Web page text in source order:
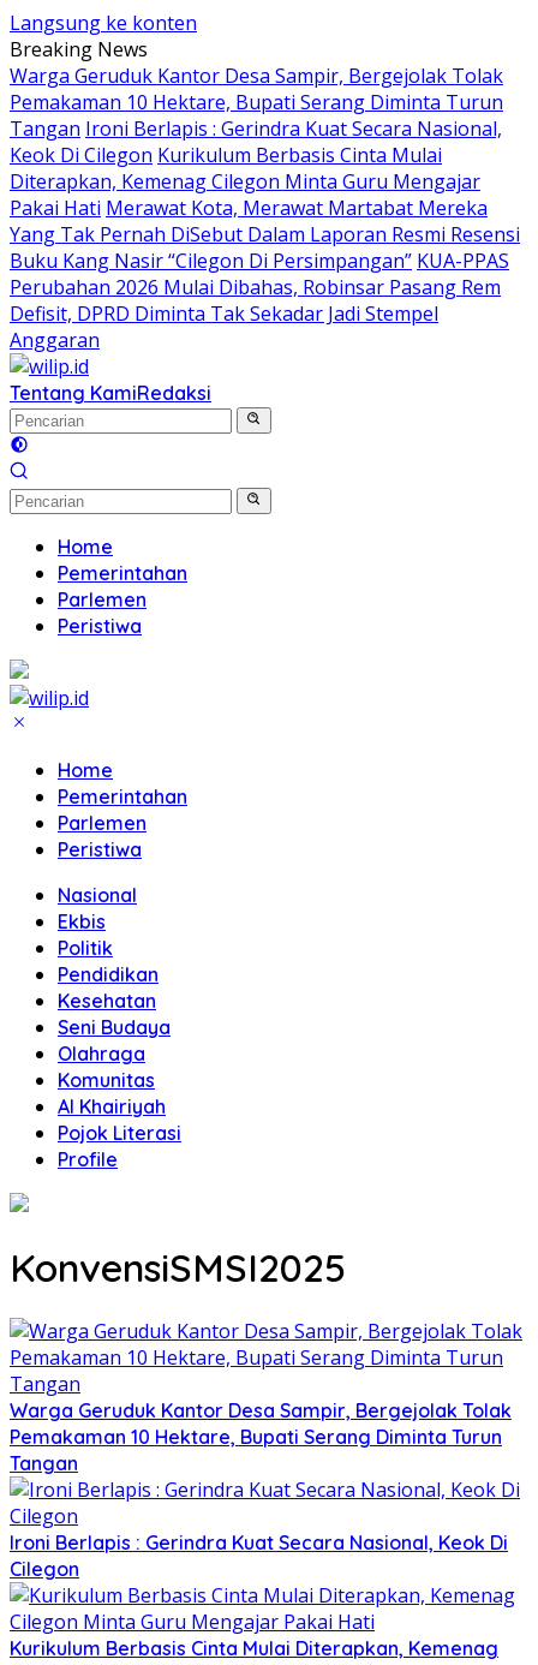
Langsung ke konten
Breaking News
Warga Geruduk Kantor Desa Sampir, Bergejolak Tolak
Pemakaman 10 Hektare, Bupati Serang Diminta Turun
Tangan Ironi Berlapis : Gerindra Kuat Secara Nasional,
Keok Di Cilegon Kurikulum Berbasis Cinta Mulai
Diterapkan, Kemenag Cilegon Minta Guru Mengajar
Pakai Hati Merawat Kota, Merawat Martabat Mereka
Yang Tak Pernah DiSebut Dalam Laporan Resmi Resensi
Buku Kang Nasir “Cilegon Di Persimpangan” KUA-PPAS
Perubahan 2026 Mulai Dibahas, Robinsar Pasang Rem
Defisit, DPRD Diminta Tak Sekadar Jadi Stempel
Anggaran
Tentang KamiRedaksi
Home
Pemerintahan
Parlemen
Peristiwa
Home
Pemerintahan
Parlemen
Peristiwa
Nasional
Ekbis
Politik
Pendidikan
Kesehatan
Seni Budaya
Olahraga
Komunitas
Al Khairiyah
Pojok Literasi
Profile
KonvensiSMSI2025
Warga Geruduk Kantor Desa Sampir, Bergejolak Tolak
Pemakaman 10 Hektare, Bupati Serang Diminta Turun
Tangan
Ironi Berlapis : Gerindra Kuat Secara Nasional, Keok Di
Cilegon
Kurikulum Berbasis Cinta Mulai Diterapkan, Kemenag